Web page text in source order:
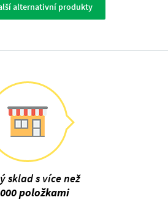
alternativní produkty
sklad s více než
položkami